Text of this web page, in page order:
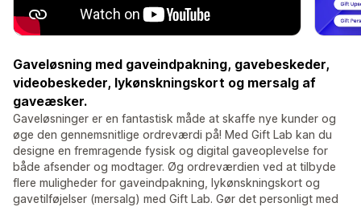
Gaveløsning med gaveindpakning, gavebeskeder,
videobeskeder, lykønskningskort og mersalg af
gaveæsker.
Gaveløsninger er en fantastisk måde at skaffe nye kunder og
øge den gennemsnitlige ordreværdi på! Med Gift Lab kan du
designe en fremragende fysisk og digital gaveoplevelse for
både afsender og modtager. Øg ordreværdien ved at tilbyde
flere muligheder for gaveindpakning, lykønskningskort og
gavetilføjelser (mersalg) med Gift Lab. Gør det personligt med